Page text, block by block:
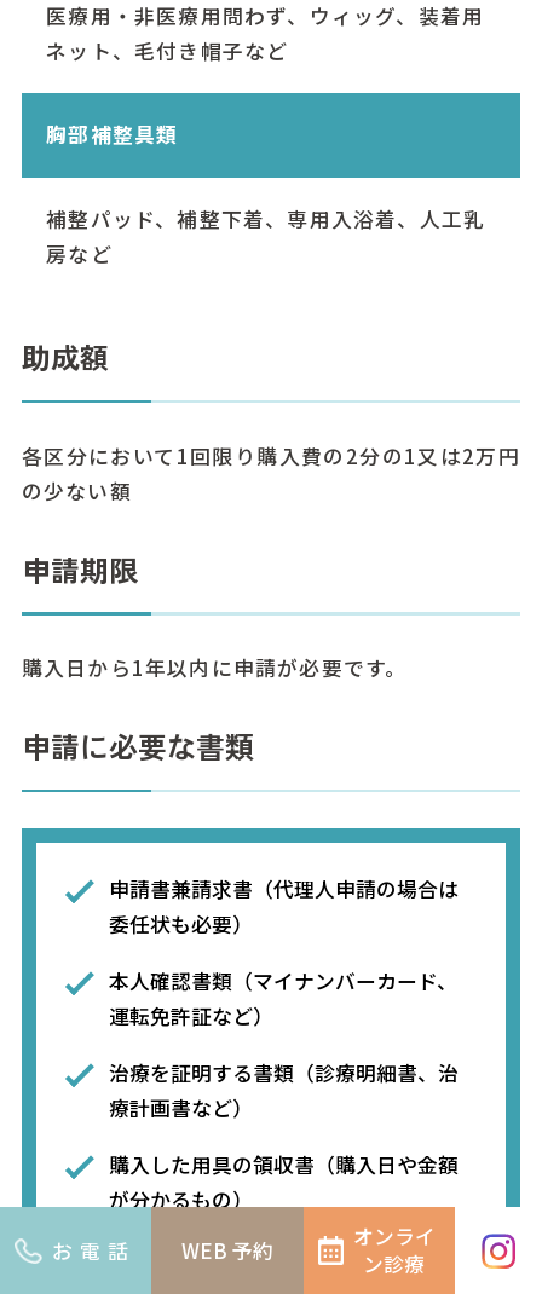
医療用・非医療用問わず、ウィッグ、装着用
ネット、毛付き帽子など
胸部補整具類
補整パッド、補整下着、専用入浴着、人工乳
房など
助成額
各区分において1回限り購入費の2分の1又は2万円
の少ない額
申請期限
購入日から1年以内に申請が必要です。
申請に必要な書類
申請書兼請求書（代理人申請の場合は
委任状も必要）
本人確認書類（マイナンバーカード、
運転免許証など）
治療を証明する書類（診療明細書、治
療計画書など）
購入した用具の領収書（購入日や金額
が分かるもの）
振込口座情報（通帳やキャッシュカー
お電話 WEB 予約
オンライ
ン診療